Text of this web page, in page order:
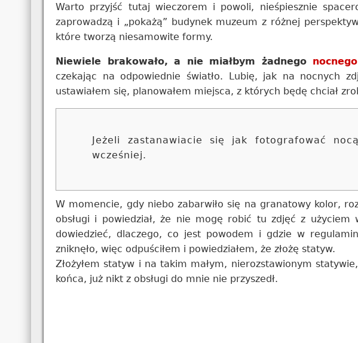
Warto przyjść tutaj wieczorem i powoli, nieśpiesznie
zaprowadzą i „pokażą” budynek muzeum z różnej
które tworzą niesamowite formy.
Niewiele brakowało, a nie miałbym żadnego
czekając na odpowiednie światło. Lubię, jak na nocnych
ustawiałem się, planowałem miejsca, z których będę chciał
Jeżeli zastanawiacie się jak fotografować
wcześniej.
W momencie, gdy niebo zabarwiło się na granatowy kolor,
obsługi i powiedział, że nie mogę robić tu zdjęć z
dowiedzieć, dlaczego, co jest powodem i gdzie w
zniknęło, więc odpuściłem i powiedziałem, że złożę statyw.
Złożyłem statyw i na takim małym, nierozstawionym
końca, już nikt z obsługi do mnie nie przyszedł.